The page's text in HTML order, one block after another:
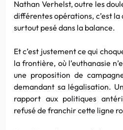
Nathan Verhelst, outre les
différentes opérations, c’est la
surtout pesé dans la balance.
Et c’est justement ce qui
la frontière, où l’euthanasie
une proposition de
demandant sa légalisation.
rapport aux politiques
refusé de franchir cette ligne